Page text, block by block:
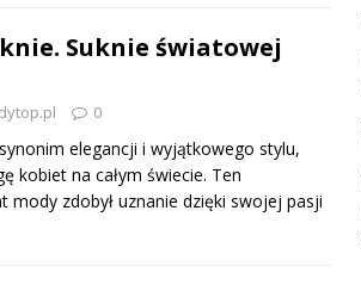
Suknie światowej
0
elegancji i wyjątkowego stylu,
kobiet na całym świecie. Ten
mody zdobył uznanie dzięki swojej pasji